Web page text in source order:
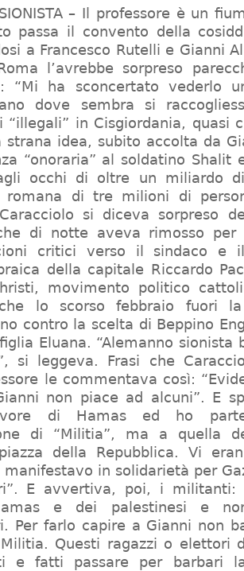
SIONISTA – Il professore è un
passa il convento della
a Francesco Rutelli e Gianni
l’avrebbe sorpreso
“Mi ha sconcertato vederlo
dove sembra si
“illegali” in Cisgiordania, quasi
strana idea, subito accolta da
“onoraria” al soldatino Shalit
agli occhi di oltre un miliardo
romana di tre milioni di
Caracciolo si diceva sorpreso
di notte aveva rimosso
critici verso il sindaco e
della capitale Riccardo
movimento politico
lo scorso febbraio fuori
contro la scelta di Beppino
Eluana. “Alemanno sionista
si leggeva. Frasi che
le commentava così:
non piace ad alcuni”. E
di Hamas ed ho
di “Militia”, ma a quella
della Repubblica. Vi
manifestavo in solidarietà per
E avvertiva, poi, i militanti:
e dei palestinesi e
Per farlo capire a Gianni non
Questi ragazzi o elettori
e fatti passare per barbari